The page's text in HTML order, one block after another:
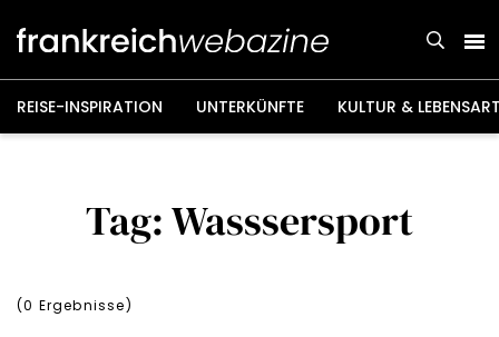
Inhalt
REISE-INSPIRATION UNTERKÜNFTE KULTUR &
Tag: Wasssersport
(0 Ergebnisse)